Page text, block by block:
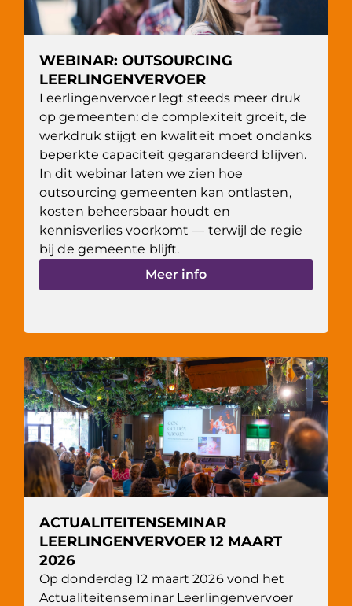
WEBINAR: OUTSOURCING
LEERLINGENVERVOER
Leerlingenvervoer legt steeds meer druk
op gemeenten: de complexiteit groeit, de
werkdruk stijgt en kwaliteit moet ondanks
beperkte capaciteit gegarandeerd blijven.
In dit webinar laten we zien hoe
outsourcing gemeenten kan ontlasten,
kosten beheersbaar houdt en
kennisverlies voorkomt — terwijl de regie
bij de gemeente blijft.
Meer info
ACTUALITEITENSEMINAR
LEERLINGENVERVOER 12 MAART
2026
Op donderdag 12 maart 2026 vond het
Actualiteitenseminar Leerlingenvervoer